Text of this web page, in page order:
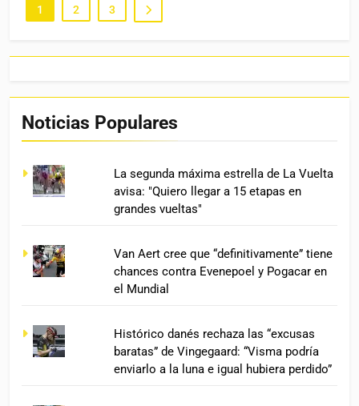
1 2 3
Noticias Populares
La segunda máxima estrella de La Vuelta
avisa: "Quiero llegar a 15 etapas en
grandes vueltas"
Van Aert cree que “definitivamente” tiene
chances contra Evenepoel y Pogacar en
el Mundial
Histórico danés rechaza las “excusas
baratas” de Vingegaard: “Visma podría
enviarlo a la luna e igual hubiera perdido”